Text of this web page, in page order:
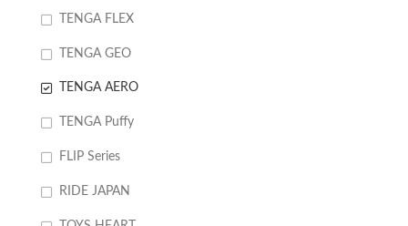
TENGA FLEX
TENGA GEO
TENGA AERO
TENGA Puffy
FLIP Series
RIDE JAPAN